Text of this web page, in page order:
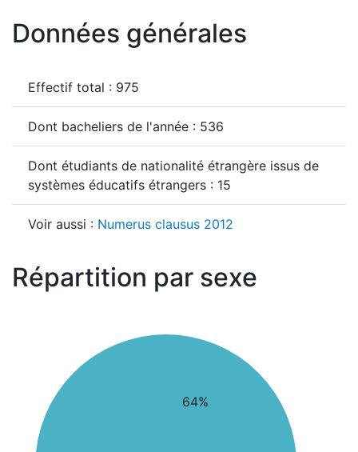
Données générales
Effectif total : 975
Dont bacheliers de l'année : 536
Dont étudiants de nationalité étrangère issus de
systèmes éducatifs étrangers : 15
Voir aussi : Numerus clausus 2012
Répartition par sexe
64%